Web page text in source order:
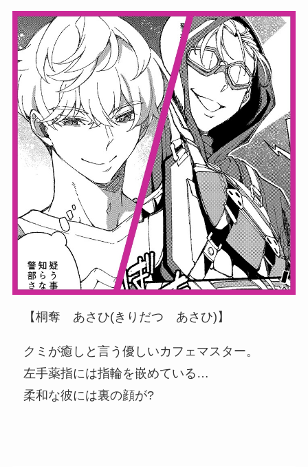
【桐奪 あさひ(きりだつ あさひ)】
クミが癒しと言う優しいカフェマスター。
左手薬指には指輪を嵌めている…
柔和な彼には裏の顔が?